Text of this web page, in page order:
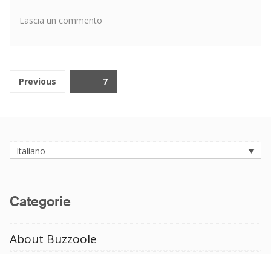
Lascia un commento
Navigazione
Previous Page7
Italiano
Categorie
About Buzzoole